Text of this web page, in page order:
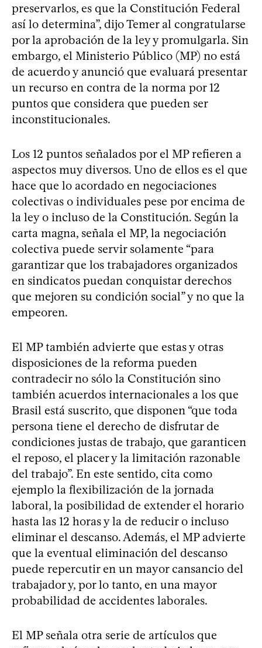
preservarlos, es que la Constitución Federal
así lo determina”, dijo Temer al congratularse
por la aprobación de la ley y promulgarla. Sin
embargo, el Ministerio Público (MP) no está
de acuerdo y anunció que evaluará presentar
un recurso en contra de la norma por 12
puntos que considera que pueden ser
inconstitucionales.
Los 12 puntos señalados por el MP refieren a
aspectos muy diversos. Uno de ellos es el que
hace que lo acordado en negociaciones
colectivas o individuales pese por encima de
la ley o incluso de la Constitución. Según la
carta magna, señala el MP, la negociación
colectiva puede servir solamente “para
garantizar que los trabajadores organizados
en sindicatos puedan conquistar derechos
que mejoren su condición social” y no que la
empeoren.
El MP también advierte que estas y otras
disposiciones de la reforma pueden
contradecir no sólo la Constitución sino
también acuerdos internacionales a los que
Brasil está suscrito, que disponen “que toda
persona tiene el derecho de disfrutar de
condiciones justas de trabajo, que garanticen
el reposo, el placer y la limitación razonable
del trabajo”. En este sentido, cita como
ejemplo la flexibilización de la jornada
laboral, la posibilidad de extender el horario
hasta las 12 horas y la de reducir o incluso
eliminar el descanso. Además, el MP advierte
que la eventual eliminación del descanso
puede repercutir en un mayor cansancio del
trabajador y, por lo tanto, en una mayor
probabilidad de accidentes laborales.
El MP señala otra serie de artículos que